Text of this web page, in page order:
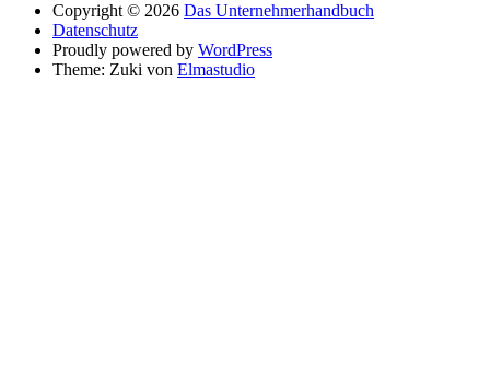
Copyright © 2026 Das Unternehmerhandbuch
Datenschutz
Proudly powered by WordPress
Theme: Zuki von Elmastudio